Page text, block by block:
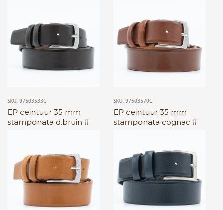
SKU: 97503533C
EP ceintuur 35 mm
stamponata d.bruin #
SKU: 97503570C
EP ceintuur 35 mm
stamponata cognac #